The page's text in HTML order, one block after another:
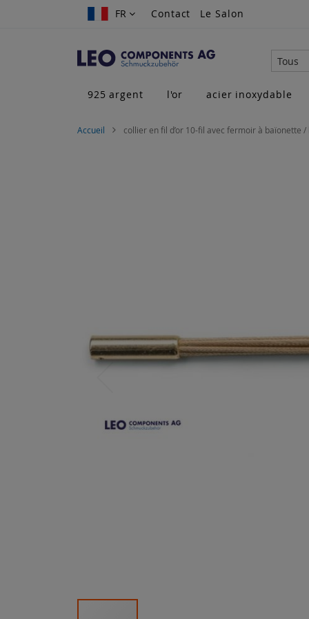
FR
FR Contact Le Salon
Tous
925 argent
l'or acier inoxydable
Accueil collier en fil d’or 10-fil avec fermoir à baïonette /